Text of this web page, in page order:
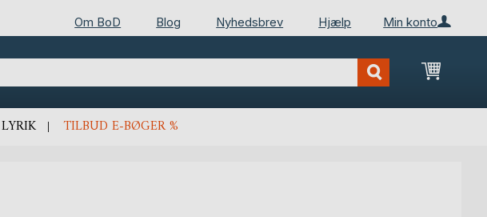
Min konto
Om BoD Blog Nyhedsbrev Hjælp
Min
LYRIK TILBUD E-BØGER %